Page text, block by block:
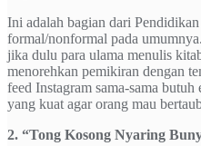
Ini adalah bagian dari
formal/nonformal pada
jika dulu para ulama menulis
menorehkan pemikiran dengan
feed Instagram sama-sama
yang kuat agar orang mau
2. “Tong Kosong Nyaring